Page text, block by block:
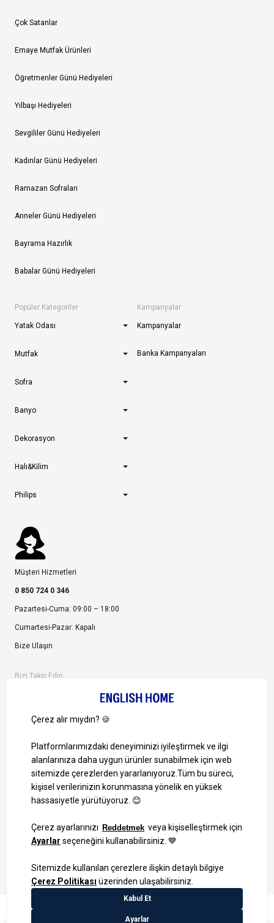
Çok Satanlar
Emaye Mutfak Ürünleri
Öğretmenler Günü Hediyeleri
Yılbaşı Hediyeleri
Sevgililer Günü Hediyeleri
Kadınlar Günü Hediyeleri
Ramazan Sofraları
Anneler Günü Hediyeleri
Bayrama Hazırlık
Babalar Günü Hediyeleri
Popüler Kategoriler
Yatak Odası
Mutfak
Sofra
Banyo
Dekorasyon
Halı&Kilim
Philips
Kampanyalar
Kampanyalar
Banka Kampanyaları
Müşteri Hizmetleri
0 850 724 0 346
Pazartesi-Cuma: 09:00 – 18:00
Cumartesi-Pazar: Kapalı
Bize Ulaşın
Bizi Takip Edin
1000 TL ve Üzeri Alışverişlerinizde Kargo Bedava!
Bilgi Toplum Hizmetleri
KVKK Veri İşleme Politikamız
Site Haritası